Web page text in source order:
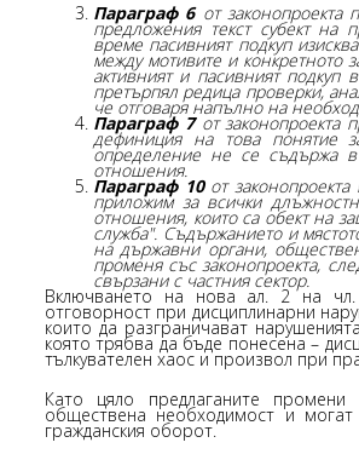
Параграф 6от законопроекта
предложения текст субект на
време пасивният подкуп
между мотивите и конкретното
активният и пасивният
претърпял редица проверки,
че отговаря напълно на
Параграф 7от законопроекта
дефиниция на това понятие
определение не се съдържа в
отношения.
Параграф 10 от
приложим за всички
отношения, които са обект на
служба". Съдържанието и
на държавни органи,
променя със законопроекта,
свързани с частния сектор.
Включването на нова ал. 2 на чл.
отговорност при дисциплинарни
които да разграничават
която трябва да бъде понесена –
тълкувателен хаос и произвол при
Като цяло предлаганите
обществена необходимост и
гражданския оборот.